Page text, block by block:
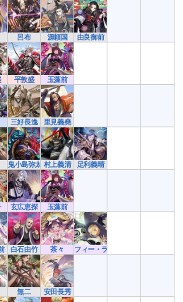
呂布 源頼国 由良御前
平敦盛 玉藻前
三好長逸 里見義堯
鬼小島弥太郎村上義清 足利義晴
玄広恵探 玉藻前
白石由竹 茶々 フィー・ラプンツェル
無二 安田長秀